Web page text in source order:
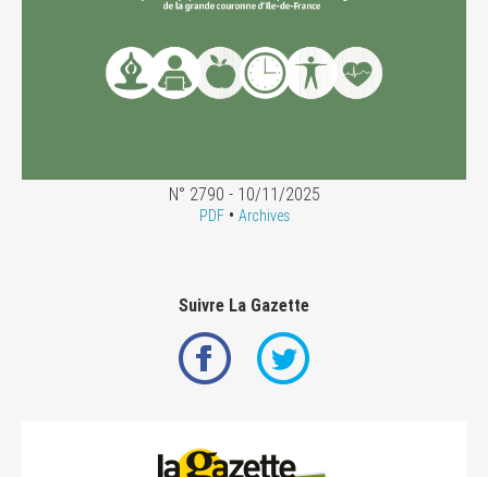
N° 2790 - 10/11/2025
PDF• Archives
Suivre La Gazette